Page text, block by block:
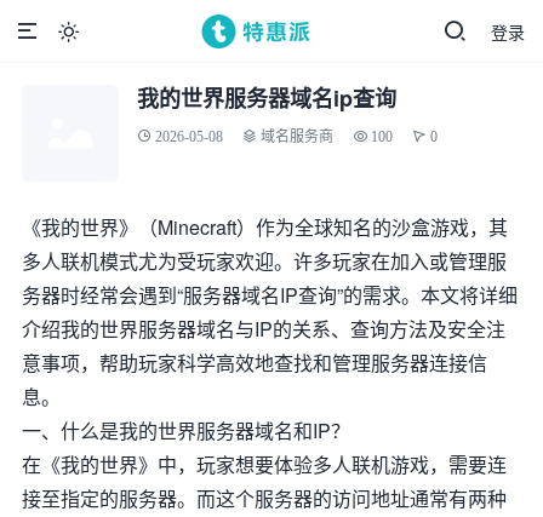
登录

我的世界服务器域名ip查询
2026-05-08 域名服务商 100 0
《我的世界》（Minecraft）作为全球知名的沙盒游戏，其
多人联机模式尤为受玩家欢迎。许多玩家在加入或管理服
务器时经常会遇到“服务器域名IP查询”的需求。本文将详细
介绍我的世界服务器域名与IP的关系、查询方法及安全注
意事项，帮助玩家科学高效地查找和管理服务器连接信
息。
一、什么是我的世界服务器域名和IP？
在《我的世界》中，玩家想要体验多人联机游戏，需要连
接至指定的服务器。而这个服务器的访问地址通常有两种